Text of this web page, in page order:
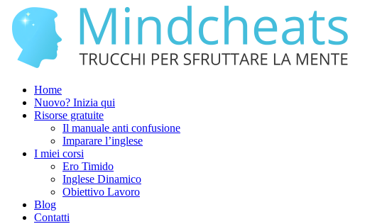
Home
Nuovo? Inizia qui
Risorse gratuite
Il manuale anti confusione
Imparare l’inglese
I miei corsi
Ero Timido
Inglese Dinamico
Obiettivo Lavoro
Blog
Contatti